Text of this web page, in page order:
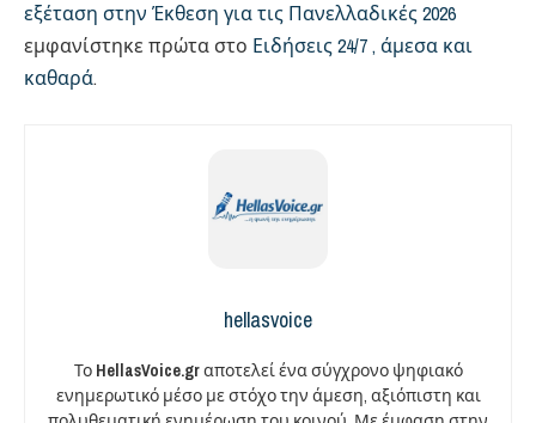
εξέταση στην Έκθεση για τις Πανελλαδικές 2026
εμφανίστηκε πρώτα στο Ειδήσεις 24/7 , άμεσα και
καθαρά.
hellasvoice
Το HellasVoice.grαποτελεί ένα σύγχρονο ψηφιακό
ενημερωτικό μέσο με στόχο την άμεση, αξιόπιστη και